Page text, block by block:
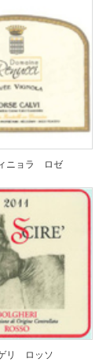
ニョラ ロゼ
リ ロッソ